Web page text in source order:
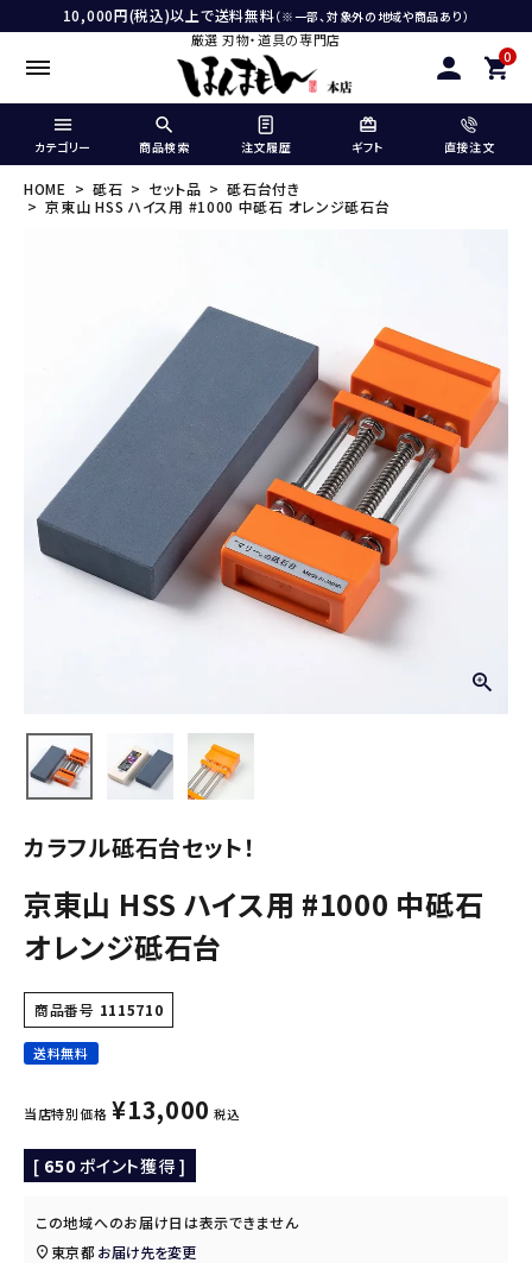
10,000円(税込)以上で送料無料（※一部、対象外の地域や商品あり）
厳選 刃物・道具の専門店
0
カテゴリー 商品検索 注文履歴 ギフト 直接注文
HOME 砥石 セット品
砥石台付き
京東山 HSS ハイス用 #1000 中砥石 オレンジ砥石台
カラフル砥石台セット！
京東山 HSS ハイス用 #1000 中砥石
オレンジ砥石台
商品番号 1115710
送料無料
当店特別価格 ¥13,000 税込
[ 650 ポイント獲得 ]
この地域へのお届け日は表示できません
東京都 お届け先を変更